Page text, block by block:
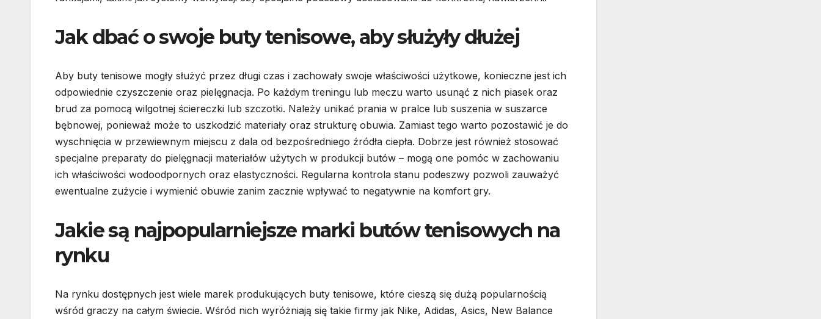
Jak dbać o swoje buty tenisowe, aby służyły dłużej
Aby buty tenisowe mogły służyć przez długi czas i zachowały swoje właściwości użytkowe, konieczne jest ich
odpowiednie czyszczenie oraz pielęgnacja. Po każdym treningu lub meczu warto usunąć z nich piasek oraz
brud za pomocą wilgotnej ściereczki lub szczotki. Należy unikać prania w pralce lub suszenia w suszarce
bębnowej, ponieważ może to uszkodzić materiały oraz strukturę obuwia. Zamiast tego warto pozostawić je do
wyschnięcia w przewiewnym miejscu z dala od bezpośredniego źródła ciepła. Dobrze jest również stosować
specjalne preparaty do pielęgnacji materiałów użytych w produkcji butów – mogą one pomóc w zachowaniu
ich właściwości wodoodpornych oraz elastyczności. Regularna kontrola stanu podeszwy pozwoli zauważyć
ewentualne zużycie i wymienić obuwie zanim zacznie wpływać to negatywnie na komfort gry.
Jakie są najpopularniejsze marki butów tenisowych na
rynku
Na rynku dostępnych jest wiele marek produkujących buty tenisowe, które cieszą się dużą popularnością
wśród graczy na całym świecie. Wśród nich wyróżniają się takie firmy jak Nike, Adidas, Asics, New Balance